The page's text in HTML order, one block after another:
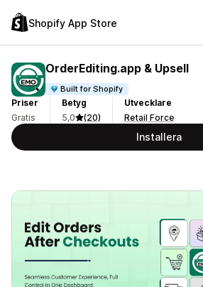
Shopify App Store
OrderEditing.app & Upsell
Built for Shopify
Priser
Gratis
Betyg
5,0
(20)
Utvecklare
Retail Force
Installera